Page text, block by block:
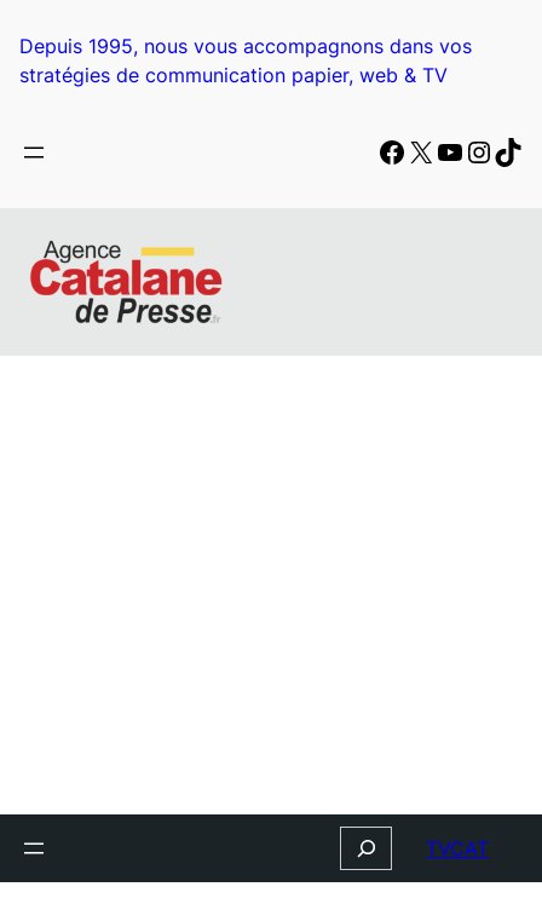
contenu
Depuis 1995, nous vous accompagnons dans vos
stratégies de communication papier, web & TV
Facebook
X
Search TVCAT